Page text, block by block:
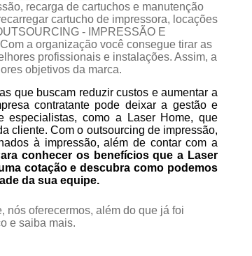
recarga de cartuchos e manutenção
cartucho de impressora, locações
- IMPRESSÃO E
a organização você consegue tirar as
profissionais e instalações. Assim, a
objetivos da marca.
que buscam reduzir custos e aumentar a
contratante pode deixar a gestão e
especialistas, como a Laser Home, que
cliente. Com o outsourcing de impressão,
à impressão, além de contar com a
conhecer os benefícios que a Laser
cotação e descubra como podemos
da sua equipe.
nós oferecermos, além do que já foi
e saiba mais.